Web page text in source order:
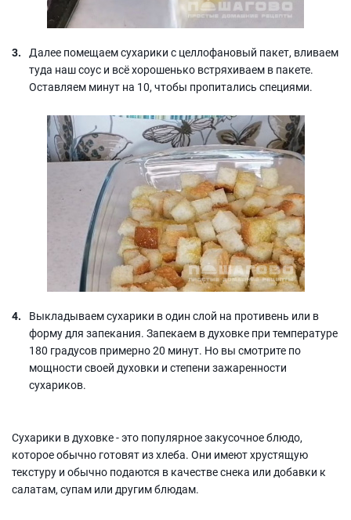
Далее помещаем сухарики с целлофановый пакет, вливаем
туда наш соус и всё хорошенько встряхиваем в пакете.
Оставляем минут на 10, чтобы пропитались специями.
Выкладываем сухарики в один слой на противень или в
форму для запекания. Запекаем в духовке при температуре
180 градусов примерно 20 минут. Но вы смотрите по
мощности своей духовки и степени зажаренности
сухариков.
Сухарики в духовке - это популярное закусочное блюдо,
которое обычно готовят из хлеба. Они имеют хрустящую
текстуру и обычно подаются в качестве снека или добавки к
салатам, супам или другим блюдам.